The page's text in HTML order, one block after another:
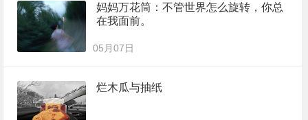
妈妈万花筒：不管世界怎么旋转，你总
在我面前。
05月07日
烂木瓜与抽纸